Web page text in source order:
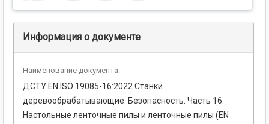
Информация о документе
Наименование документа:
ДСТУ EN ISO 19085-16:2022 Станки
деревообрабатывающие. Безопасность. Часть 16.
Настольные ленточные пилы и ленточные пилы (EN